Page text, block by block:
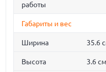
работы
Габариты и вес
Ширина 35.6
Высота 3.6 см